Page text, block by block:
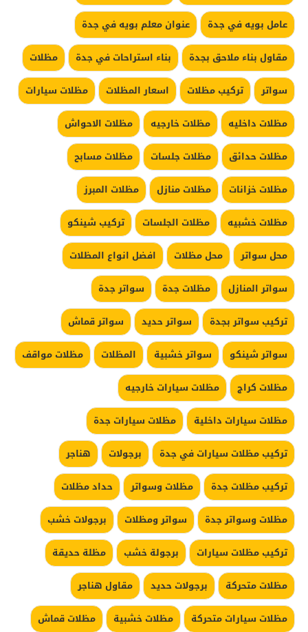
عامل بويه في جدة
عنوان معلم بويه في جدة
مقاول بناء ملاحق بجدة
بناء استراحات في جدة
مظلات
سواتر
تركيب مظلات اسعار المظلات
مظلات سيارات
مظلات داخليه
مظلات خارجيه
مظلات الاحواش
مظلات حدائق
مظلات جلسات
مظلات مسابح
مظلات خزانات
مظلات منازل
مظلات المبرز
مظلات خشبيه
مظلات الجلسات
تركيب شينكو
محل سواتر
محل مظلات
افضل انواع المظلات
سواتر المنازل
مظلات جدة
سواتر جدة
تركيب سواتر بجدة
سواتر حديد
سواتر قماش
سواتر شينكو
سواتر خشبية المظلات
مظلات مواقف
مظلات كراج
مظلات سيارات خارجيه
مظلات سيارات داخلية
مظلات سيارات جدة
تركيب مظلات سيارات في جدة
برجولات
هناجر
تركيب مظلات جدة
مظلات وسواتر
حداد مظلات
مظلات وسواتر جدة
سواتر ومظلات
برجولات خشب
تركيب مظلات سيارات
برجولة خشب
مظلة حديقة
مظلات متحركة
برجولات حديد
مقاول هناجر
مظلات سيارات متحركة
مظلات خشبية مظلات قماش